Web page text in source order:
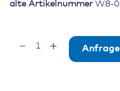
alte Artikelnummer W8-
Wellrohrendkappe/